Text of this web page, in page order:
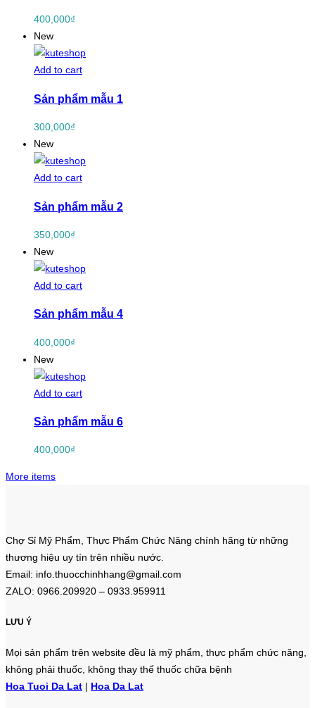
400,000₫
New
Add to cart
Sản phẩm mẫu 1
300,000₫
New
Add to cart
Sản phẩm mẫu 2
350,000₫
New
Add to cart
Sản phẩm mẫu 4
400,000₫
New
Add to cart
Sản phẩm mẫu 6
400,000₫
More items
Chợ Sỉ Mỹ Phẩm, Thực Phẩm Chức Năng chính hãng từ những
thương hiệu uy tín trên nhiều nước.
Email: info.thuocchinhhang@gmail.com
ZALO: 0966.209920 – 0933.959911
LƯU Ý
Mọi sản phẩm trên website đều là mỹ phẩm, thực phẩm chức năng,
không phải thuốc, không thay thế thuốc chữa bệnh
Hoa Tuoi Da Lat | Hoa Da Lat